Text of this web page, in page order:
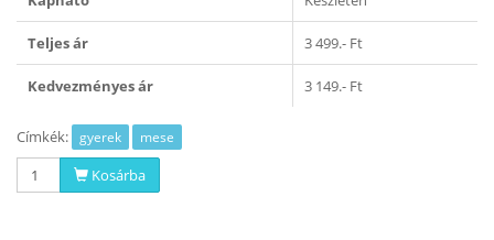
Teljes ár 3 499.- Ft
Kedvezményes ár 3 149.- Ft
Címkék: gyerek mese
Kosárba